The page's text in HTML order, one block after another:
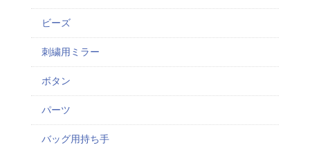
ビーズ
刺繍用ミラー
ボタン
パーツ
バッグ用持ち手